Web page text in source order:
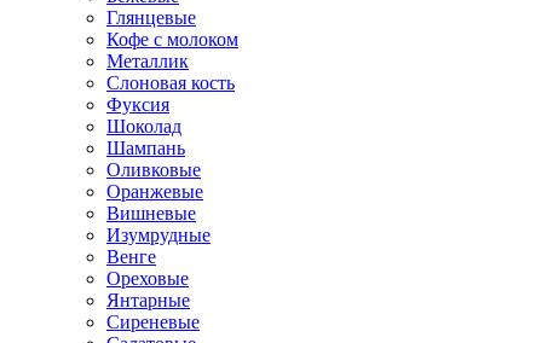
Глянцевые
Кофе с молоком
Металлик
Слоновая кость
Фуксия
Шоколад
Шампань
Оливковые
Оранжевые
Вишневые
Изумрудные
Венге
Ореховые
Янтарные
Сиреневые